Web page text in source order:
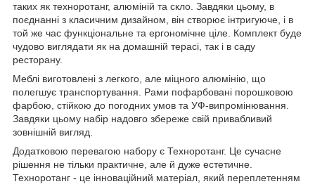
таких як техноротанг, алюміній та скло. Завдяки цьому, в
поєднанні з класичним дизайном, він створює інтригуюче, і в
той же час функціональне та ергономічне ціле. Комплект буде
чудово виглядати як на домашній терасі, так і в саду
ресторану.
Меблі виготовлені з легкого, але міцного алюмінію, що
полегшує транспортування. Рами пофарбовані порошковою
фарбою, стійкою до погодних умов та УФ-випромінювання.
Завдяки цьому набір надовго збереже свій привабливий
зовнішній вигляд.
Додатковою перевагою набору є Техноротанг. Це сучасне
рішення не тільки практичне, але й дуже естетичне.
Техноротанг - це інноваційний матеріал, який переплетенням